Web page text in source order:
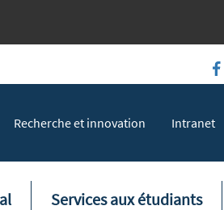
Recherche et innovation Intranet
Services aux étudiants